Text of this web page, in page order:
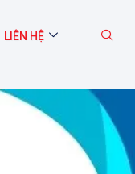
LIÊN HỆ